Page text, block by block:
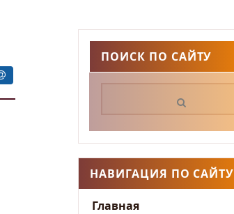
ПОИСК ПО САЙТУ
НАВИГАЦИЯ ПО САЙТУ
Главная